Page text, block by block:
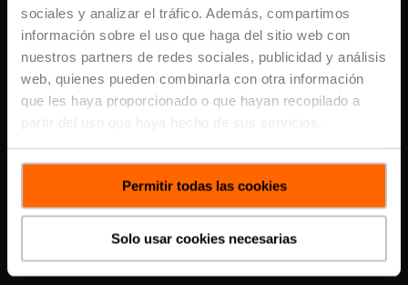
sociales y analizar el tráfico. Además, compartimos
información sobre el uso que haga del sitio web con
nuestros partners de redes sociales, publicidad y análisis
web, quienes pueden combinarla con otra información
que les haya proporcionado o que hayan recopilado a
partir del uso que haya hecho de sus servicios.
Permitir todas las cookies
Solo usar cookies necesarias
Get the latest HVAC trends, product
updates, blogs, and training tips -
straight to your inbox
Subscribe
Cargar más publicaciones
Temas
Mejores publicaciones